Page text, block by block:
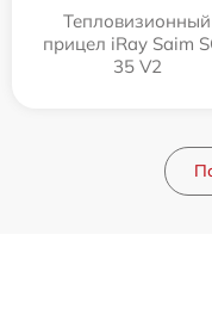
Тепловизионный
прицел iRay Saim
35 V2